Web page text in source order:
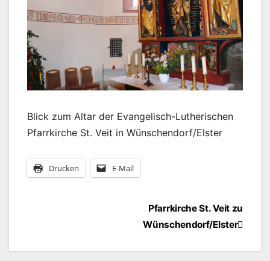
Blick zum Altar der Evangelisch-Lutherischen
Pfarrkirche St. Veit in Wünschendorf/Elster
Drucken E-Mail
BeitragsnavigationPfarrkirche St. Veit zu
Wünschendorf/Elster